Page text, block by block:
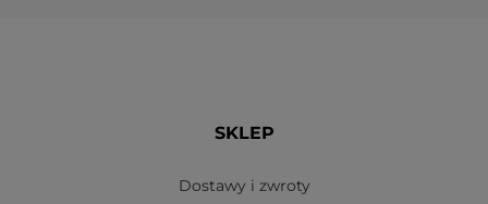
SKLEP
Dostawy i zwroty